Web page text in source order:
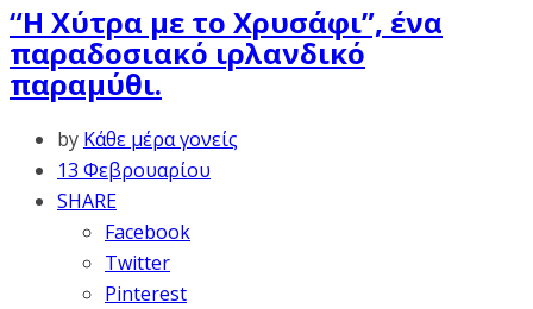
“Η Χύτρα με το Χρυσάφι”, ένα
παραδοσιακό ιρλανδικό
παραμύθι.
by Κάθε μέρα γονείς
13 Φεβρουαρίου
SHARE
Facebook
Twitter
Pinterest